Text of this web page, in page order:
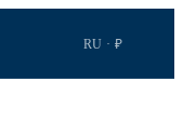
RU · ₽